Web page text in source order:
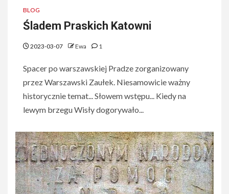
BLOG
Śladem Praskich Katowni
2023-03-07 Ewa 1
Spacer po warszawskiej Pradze zorganizowany
przez Warszawski Zaułek. Niesamowicie ważny
historycznie temat... Słowem wstępu... Kiedy na
lewym brzegu Wisły dogorywało...